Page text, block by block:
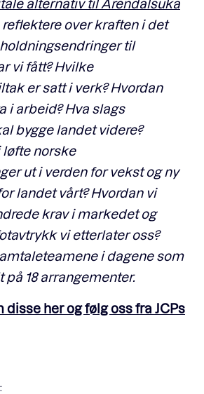
alternativ til Arendalsuka
over kraften i det
til
vi fått? Hvilke
er satt i verk? Hvordan
i arbeid? Hva slags
bygge landet videre?
løfte norske
ut i verden for vekst og ny
landet vårt? Hvordan vi
krav i markedet og
vi etterlater oss?
i dagene som
på 18 arrangementer.
disse her og følg oss fra JCPs